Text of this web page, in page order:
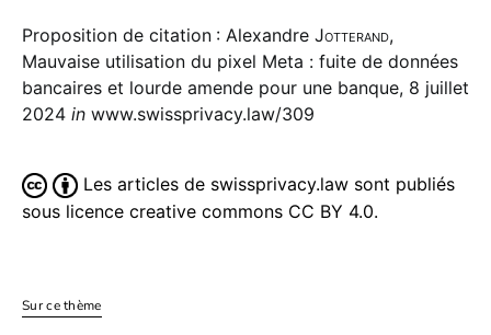
Proposition de citation : Alexandre Jotterand,
Mauvaise utilisation du pixel Meta : fuite de données
bancaires et lourde amende pour une banque, 8 juillet
2024 in www.swissprivacy.law/309
Les articles de swissprivacy.law sont publiés
sous licence creative commons CC BY 4.0.
Sur ce thème